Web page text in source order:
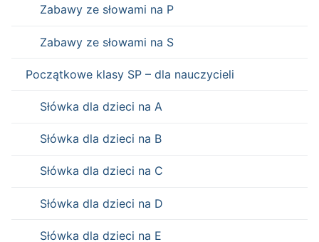
Zabawy ze słowami na P
Zabawy ze słowami na S
Początkowe klasy SP – dla nauczycieli
Słówka dla dzieci na A
Słówka dla dzieci na B
Słówka dla dzieci na C
Słówka dla dzieci na D
Słówka dla dzieci na E